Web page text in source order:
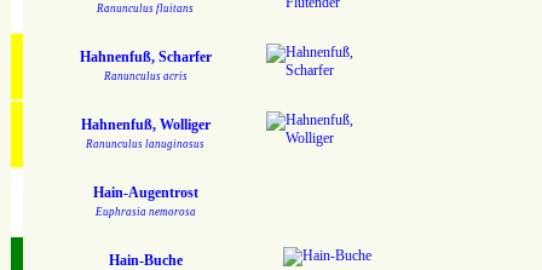
Ranunculus fluitans
Hahnenfuß, Scharfer
Ranunculus acris
Hahnenfuß, Wolliger
Ranunculus lanuginosus
Hain-Augentrost
Euphrasia nemorosa
Hain-Buche